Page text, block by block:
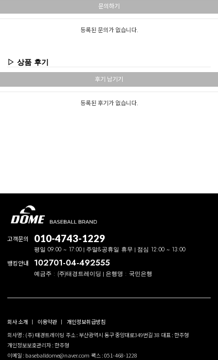
문의하기
등록된 문의가 없습니다.
▷ 상품 후기
후기 남기기
등록된 후기가 없습니다.
고객문의 010-4743-1229
평일 09:00 ~ 17:00 주말&공휴일 휴무 점심 12:00 ~ 13:00
뱅킹안내 102701-04-492555
예금주 : (주)태경트레이딩 은행명 : 국민은행
회사 소개 이용약관
개인정보취급방침
회사명 : (주) 태경트레이딩 주소 : 부산광역시 동구 중앙대로349번길 38 대표 : 한주형
개인정보보호관리자 : 한주형
이메일 : baseballdome@naver.com 팩스 : 051-468-1228